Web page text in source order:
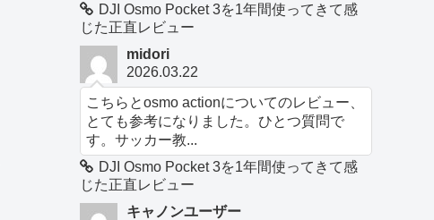
DJI Osmo Pocket 3を1年間使ってきて感
じた正直レビュー
midori
2026.03.22
こちらとosmo actionについてのレビュー、
とても参考になりました。ひとつ質問で
す。サッカー教...
DJI Osmo Pocket 3を1年間使ってきて感
じた正直レビュー
キャノンユーザー